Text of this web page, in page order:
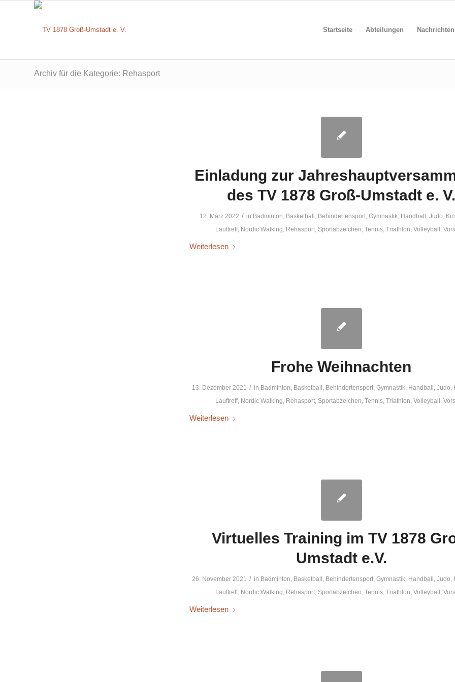
Startseite Abteilungen Nachrichten
Archiv für die Kategorie: Rehasport
Einladung zur
des TV 1878 Groß-Umstadt e. V.
12. März 2022 / in Badminton, Basketball , Behindertensport, Gymnastik, Handball , Judo,
Lauftreff, Nordic Walking, Rehasport, Sportabzeichen, Tennis, Triathlon, Volleyball ,
Weiterlesen
Frohe Weihnachten
13. Dezember 2021 / in Badminton, Basketball , Behindertensport, Gymnastik, Handball , Judo,
Lauftreff, Nordic Walking, Rehasport, Sportabzeichen, Tennis, Triathlon, Volleyball ,
Weiterlesen
Virtuelles Training im TV 1878
Umstadt e.V.
26. November 2021 / in Badminton, Basketball , Behindertensport, Gymnastik, Handball , Judo,
Lauftreff, Nordic Walking, Rehasport, Sportabzeichen, Tennis, Triathlon, Volleyball ,
Weiterlesen